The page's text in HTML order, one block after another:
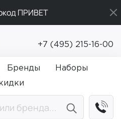
ПРИВЕТ
от 5 000₽
заказ от 5 000₽
+7 (495) 215-16-00
Бренды
Наборы